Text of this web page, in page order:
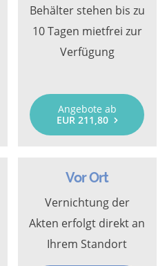
Behälter stehen bis zu
10 Tagen mietfrei zur
Verfügung
Angebote ab
EUR 211,80
Vor Ort
Vernichtung der
Akten erfolgt direkt an
Ihrem Standort